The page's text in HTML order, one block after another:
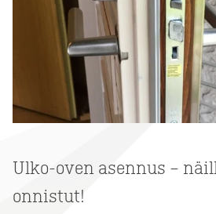
Ulko-oven asennus –
onnistut!